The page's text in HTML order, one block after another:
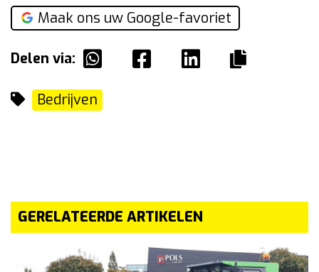
Maak ons uw Google-favoriet
Delen via:
Bedrijven
GERELATEERDE ARTIKELEN